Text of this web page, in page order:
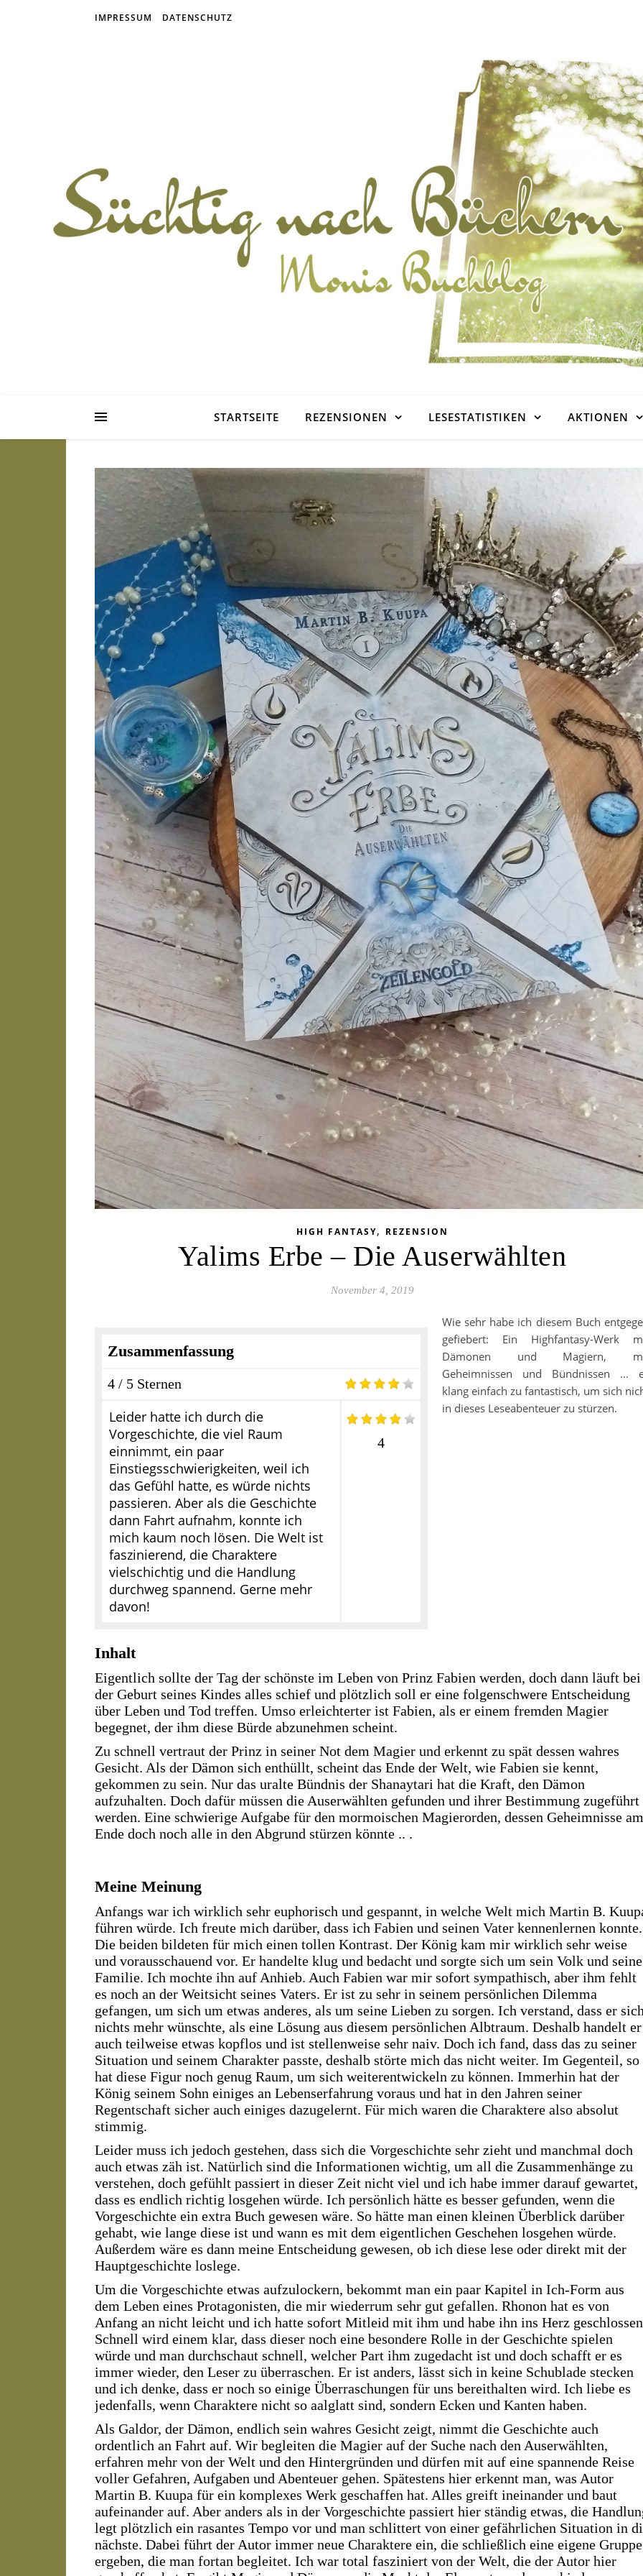
IMPRESSUM DATENSCHUTZ
STARTSEITE REZENSIONEN LESESTATISTIKEN AKTIONEN
HIGH FANTASY, REZENSION
Yalims Erbe – Die Auserwählten
November 4, 2019
Zusammenfassung
4 / 5 Sternen
4
Leider hatte ich durch die
Vorgeschichte, die viel Raum
einnimmt, ein paar
Einstiegsschwierigkeiten, weil ich
das Gefühl hatte, es würde nichts
passieren. Aber als die Geschichte
dann Fahrt aufnahm, konnte ich
mich kaum noch lösen. Die Welt ist
faszinierend, die Charaktere
vielschichtig und die Handlung
durchweg spannend. Gerne mehr
davon!
Wie sehr habe ich diesem Buch
gefiebert: Ein Highfantasy-Werk
Dämonen und Magiern,
Geheimnissen und Bündnissen …
klang einfach zu fantastisch, um sich
in dieses Leseabenteuer zu stürzen.
Inhalt
Eigentlich sollte der Tag der schönste im Leben von Prinz Fabien werden, doch dann läuft bei
der Geburt seines Kindes alles schief und plötzlich soll er eine folgenschwere Entscheidung
über Leben und Tod treffen. Umso erleichterter ist Fabien, als er einem fremden Magier
begegnet, der ihm diese Bürde abzunehmen scheint.
Zu schnell vertraut der Prinz in seiner Not dem Magier und erkennt zu spät dessen wahres
Gesicht. Als der Dämon sich enthüllt, scheint das Ende der Welt, wie Fabien sie kennt,
gekommen zu sein. Nur das uralte Bündnis der Shanaytari hat die Kraft, den Dämon
aufzuhalten. Doch dafür müssen die Auserwählten gefunden und ihrer Bestimmung zugeführt
werden. Eine schwierige Aufgabe für den mormoischen Magierorden, dessen Geheimnisse am
Ende doch noch alle in den Abgrund stürzen könnte .. .
Meine Meinung
Anfangs war ich wirklich sehr euphorisch und gespannt, in welche Welt mich Martin B.
führen würde. Ich freute mich darüber, dass ich Fabien und seinen Vater kennenlernen konnte.
Die beiden bildeten für mich einen tollen Kontrast. Der König kam mir wirklich sehr weise
und vorausschauend vor. Er handelte klug und bedacht und sorgte sich um sein Volk und seine
Familie. Ich mochte ihn auf Anhieb. Auch Fabien war mir sofort sympathisch, aber ihm fehlt
es noch an der Weitsicht seines Vaters. Er ist zu sehr in seinem persönlichen Dilemma
gefangen, um sich um etwas anderes, als um seine Lieben zu sorgen. Ich verstand, dass er
nichts mehr wünschte, als eine Lösung aus diesem persönlichen Albtraum. Deshalb handelt er
auch teilweise etwas kopflos und ist stellenweise sehr naiv. Doch ich fand, dass das zu seiner
Situation und seinem Charakter passte, deshalb störte mich das nicht weiter. Im Gegenteil, so
hat diese Figur noch genug Raum, um sich weiterentwickeln zu können. Immerhin hat der
König seinem Sohn einiges an Lebenserfahrung voraus und hat in den Jahren seiner
Regentschaft sicher auch einiges dazugelernt. Für mich waren die Charaktere also absolut
stimmig.
Leider muss ich jedoch gestehen, dass sich die Vorgeschichte sehr zieht und manchmal doch
auch etwas zäh ist. Natürlich sind die Informationen wichtig, um all die Zusammenhänge zu
verstehen, doch gefühlt passiert in dieser Zeit nicht viel und ich habe immer darauf gewartet,
dass es endlich richtig losgehen würde. Ich persönlich hätte es besser gefunden, wenn die
Vorgeschichte ein extra Buch gewesen wäre. So hätte man einen kleinen Überblick darüber
gehabt, wie lange diese ist und wann es mit dem eigentlichen Geschehen losgehen würde.
Außerdem wäre es dann meine Entscheidung gewesen, ob ich diese lese oder direkt mit der
Hauptgeschichte loslege.
Um die Vorgeschichte etwas aufzulockern, bekommt man ein paar Kapitel in Ich-Form aus
dem Leben eines Protagonisten, die mir wiederrum sehr gut gefallen. Rhonon hat es von
Anfang an nicht leicht und ich hatte sofort Mitleid mit ihm und habe ihn ins Herz
Schnell wird einem klar, dass dieser noch eine besondere Rolle in der Geschichte spielen
würde und man durchschaut schnell, welcher Part ihm zugedacht ist und doch schafft er es
immer wieder, den Leser zu überraschen. Er ist anders, lässt sich in keine Schublade stecken
und ich denke, dass er noch so einige Überraschungen für uns bereithalten wird. Ich liebe es
jedenfalls, wenn Charaktere nicht so aalglatt sind, sondern Ecken und Kanten haben.
Als Galdor, der Dämon, endlich sein wahres Gesicht zeigt, nimmt die Geschichte auch
ordentlich an Fahrt auf. Wir begleiten die Magier auf der Suche nach den Auserwählten,
erfahren mehr von der Welt und den Hintergründen und dürfen mit auf eine spannende Reise
voller Gefahren, Aufgaben und Abenteuer gehen. Spätestens hier erkennt man, was Autor
Martin B. Kuupa für ein komplexes Werk geschaffen hat. Alles greift ineinander und baut
aufeinander auf. Aber anders als in der Vorgeschichte passiert hier ständig etwas, die
legt plötzlich ein rasantes Tempo vor und man schlittert von einer gefährlichen Situation in
nächste. Dabei führt der Autor immer neue Charaktere ein, die schließlich eine eigene Gruppe
ergeben, die man fortan begleitet. Ich war total fasziniert von der Welt, die der Autor hier